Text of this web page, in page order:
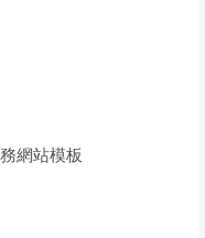
網站模板